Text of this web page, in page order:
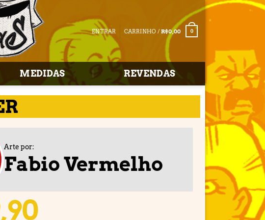
ENTRAR CARRINHO /R$0,00 0
MEDIDAS REVENDAS
Arte por:
Fabio Vermelho